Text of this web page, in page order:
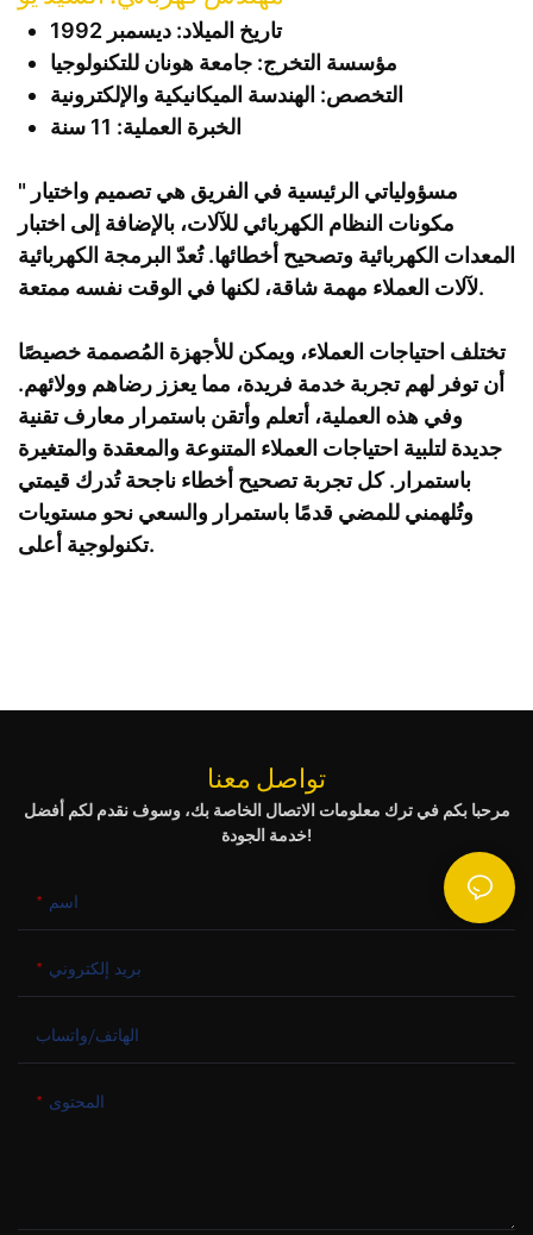
تاريخ الميلاد: ديسمبر 1992
مؤسسة التخرج: جامعة هونان للتكنولوجيا
التخصص: الهندسة الميكانيكية والإلكترونية
الخبرة العملية: 11 سنة
"
مكونات النظام الكهربائي للآلات، بالإضافة إلى اختبار
المعدات الكهربائية وتصحيح أخطائها. تُعدّ البرمجة الكهربائية
لآلات العملاء مهمة شاقة، لكنها في الوقت نفسه ممتعة.
تختلف احتياجات العملاء، ويمكن للأجهزة المُصممة خصيصًا
أن توفر لهم تجربة خدمة فريدة، مما يعزز رضاهم وولائهم.
وفي هذه العملية، أتعلم وأتقن باستمرار معارف تقنية
جديدة لتلبية احتياجات العملاء المتنوعة والمعقدة والمتغيرة
باستمرار. كل تجربة تصحيح أخطاء ناجحة تُدرك قيمتي
وتُلهمني للمضي قدمًا باستمرار والسعي نحو مستويات
تكنولوجية أعلى.
تواصل معنا
مرحبا بكم في ترك معلومات الاتصال الخاصة بك، وسوف نقدم لكم أفضل
خدمة الجودة!
اسم
بريد إلكتروني
الهاتف/واتساب
المحتوى